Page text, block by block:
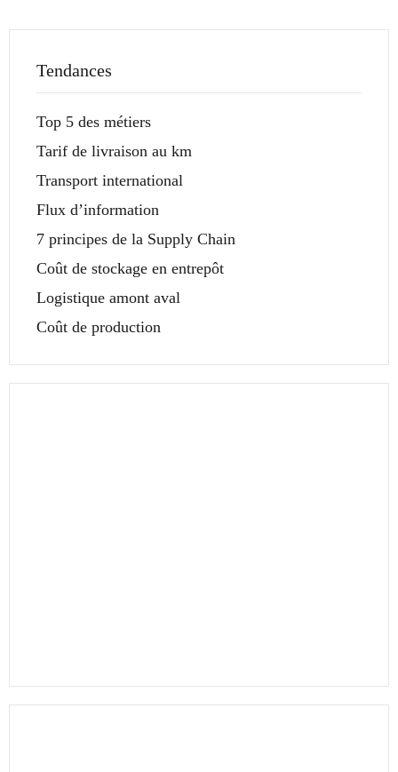
Tendances
Top 5 des métiers
Tarif de livraison au km
Transport international
Flux d’information
7 principes de la Supply Chain
Coût de stockage en entrepôt
Logistique amont aval
Coût de production